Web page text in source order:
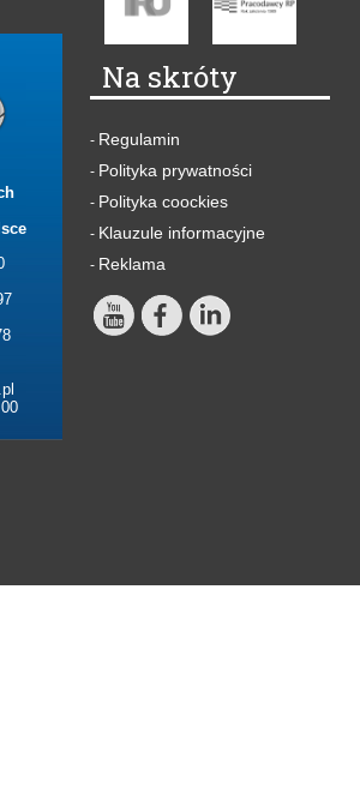
Na skróty
- Regulamin
- Polityka prywatności
- Polityka coockies
- Klauzule informacyjne
- Reklama